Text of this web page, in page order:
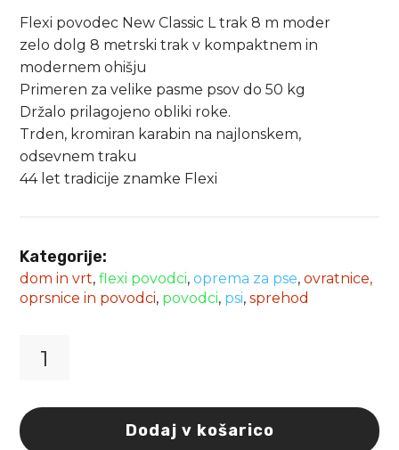
Flexi povodec New Classic L trak 8 m moder
zelo dolg 8 metrski trak v kompaktnem in
modernem ohišju
Primeren za velike pasme psov do 50 kg
Držalo prilagojeno obliki roke.
Trden, kromiran karabin na najlonskem,
odsevnem traku
44 let tradicije znamke Flexi
Kategorije:
dom in vrt,flexi povodci,oprema za pse,ovratnice,
oprsnice in povodci, povodci, psi,sprehod
New
Classic
L
Dodaj v košarico